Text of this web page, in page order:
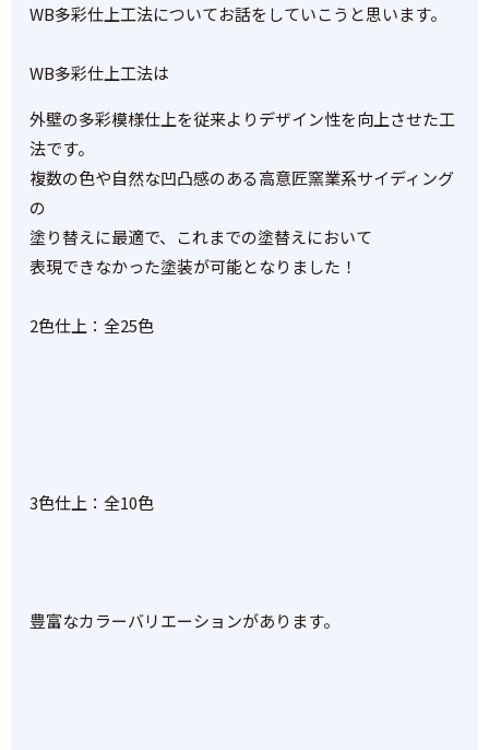
WB多彩仕上工法についてお話をしていこうと思います。
WB多彩仕上工法は
外壁の多彩模様仕上を従来よりデザイン性を向上させた工
法です。
複数の色や自然な凹凸感のある高意匠窯業系サイディング
の
塗り替えに最適で、 これまでの塗替えにおいて
表現できなかった塗装が可能となりました！
2色仕上：全25色
3色仕上：全10色
豊富なカラーバリエーションがあります。